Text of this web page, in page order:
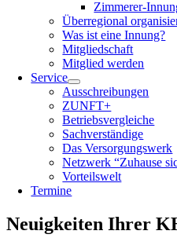
Zimmerer-
Überregional
Was ist eine Innung?
Mitgliedschaft
Mitglied werden
Service
Ausschreibungen
ZUNFT+
Betriebsvergleiche
Sachverständige
Das Versorgungswerk
Netzwerk “Zuhause
Vorteilswelt
Termine
Neuigkeiten Ihrer